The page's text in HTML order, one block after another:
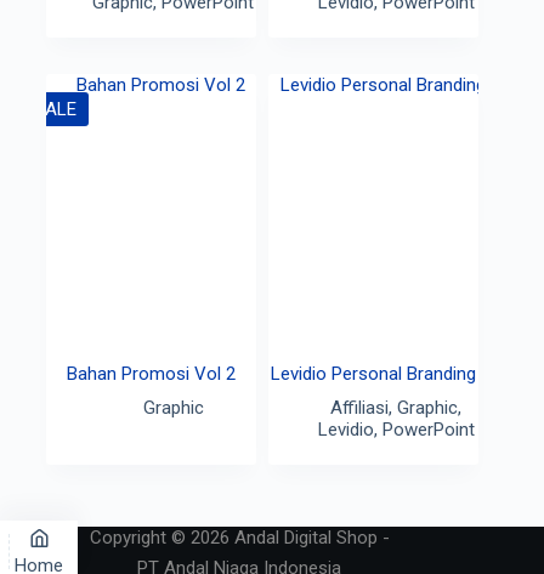
SALE
Bahan Promosi Vol 2
Graphic
Levidio Personal Branding
Affiliasi,Graphic,
Levidio, PowerPoint
Copyright © 2026 Andal Digital Shop -
PT Andal Niaga Indonesia
Home